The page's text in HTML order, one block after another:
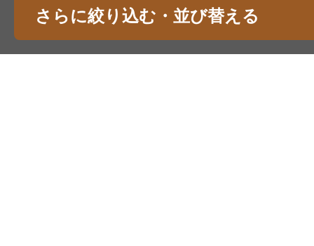
さらに絞り込む・並び替える